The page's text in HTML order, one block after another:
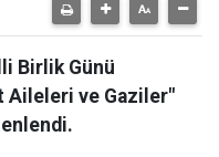
Birlik Günü
Aileleri ve Gaziler"